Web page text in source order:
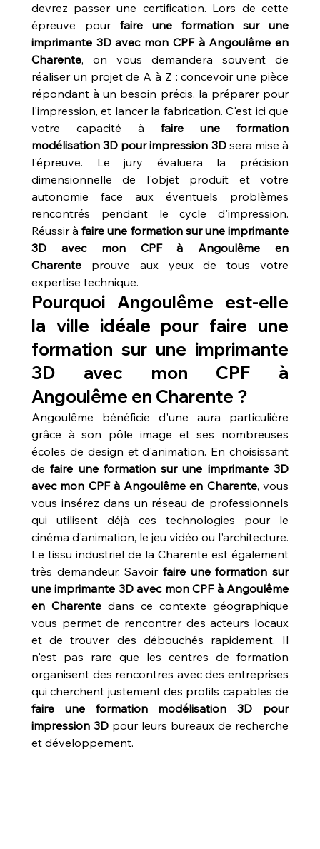
devrez passer une certification. Lors de cette
épreuve pour faire une formation sur une
imprimante 3D avec mon CPF à Angoulême en
Charente, on vous demandera souvent de
réaliser un projet de A à Z : concevoir une pièce
répondant à un besoin précis, la préparer pour
l'impression, et lancer la fabrication. C'est ici que
votre capacité à faire une formation
modélisation 3D pour impression 3D sera mise à
l'épreuve. Le jury évaluera la précision
dimensionnelle de l'objet produit et votre
autonomie face aux éventuels problèmes
rencontrés pendant le cycle d'impression.
Réussir à faire une formation sur une imprimante
3D avec mon CPF à Angoulême en
Charente prouve aux yeux de tous votre
expertise technique.
Pourquoi Angoulême est-elle
la ville idéale pour faire une
formation sur une imprimante
3D avec mon CPF à
Angoulême en Charente ?
Angoulême bénéficie d'une aura particulière
grâce à son pôle image et ses nombreuses
écoles de design et d'animation. En choisissant
de faire une formation sur une imprimante 3D
avec mon CPF à Angoulême en Charente, vous
vous insérez dans un réseau de professionnels
qui utilisent déjà ces technologies pour le
cinéma d'animation, le jeu vidéo ou l'architecture.
Le tissu industriel de la Charente est également
très demandeur. Savoir faire une formation sur
une imprimante 3D avec mon CPF à Angoulême
en Charente dans ce contexte géographique
vous permet de rencontrer des acteurs locaux
et de trouver des débouchés rapidement. Il
n'est pas rare que les centres de formation
organisent des rencontres avec des entreprises
faire une formation modélisation 3D pour
impression 3D pour leurs bureaux de recherche
et développement.